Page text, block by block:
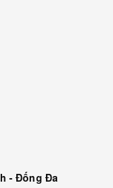
- Đống Đa